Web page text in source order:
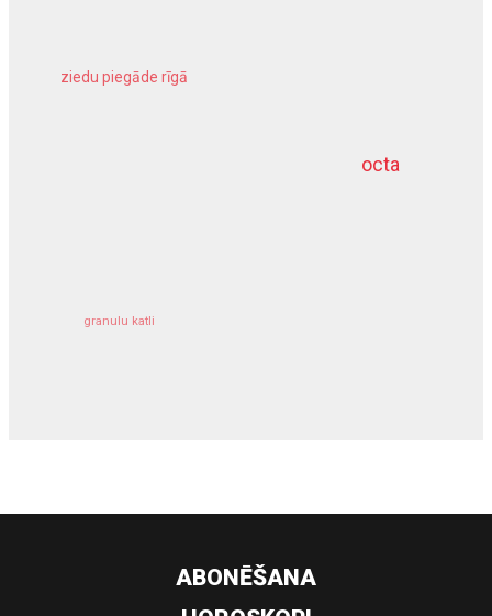
octa
ziedu piegāde rīgā
granulu katli
dziļurbums
ABONĒŠANA